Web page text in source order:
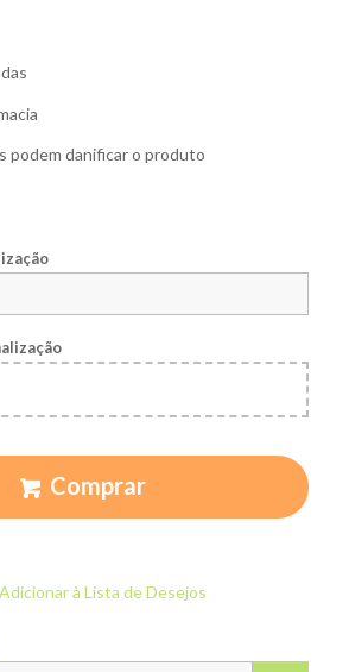
podem danificar o produto
Comprar
Adicionar à Lista de Desejos